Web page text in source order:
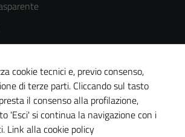
del sito
cookie tecnici e, previo consenso,
di terze parti. Cliccando sul tasto
il consenso alla profilazione,
'Esci' si continua la navigazione con i
Link alla cookie policy